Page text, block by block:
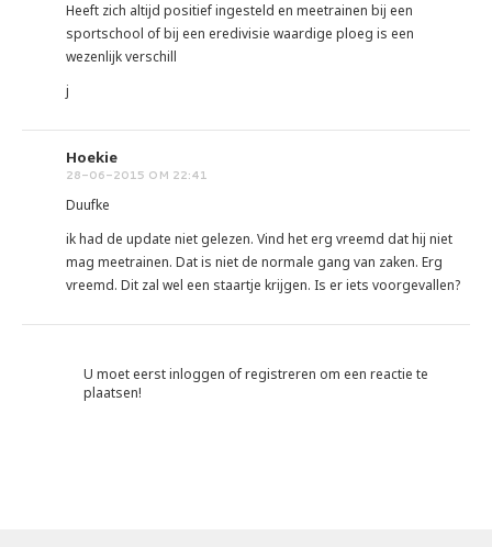
Heeft zich altijd positief ingesteld en meetrainen bij een
sportschool of bij een eredivisie waardige ploeg is een
wezenlijk verschill
j
Hoekie
28-06-2015 OM 22:41
Duufke
ik had de update niet gelezen. Vind het erg vreemd dat hij niet
mag meetrainen. Dat is niet de normale gang van zaken. Erg
vreemd. Dit zal wel een staartje krijgen. Is er iets voorgevallen?
U moet eerst inloggen of registreren om een reactie te
plaatsen!